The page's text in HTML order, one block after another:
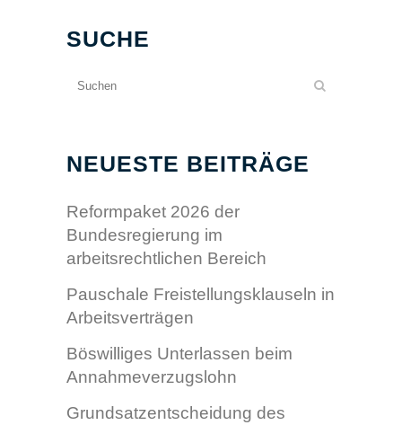
SUCHE
NEUESTE BEITRÄGE
Reformpaket 2026 der
Bundesregierung im
arbeitsrechtlichen Bereich
Pauschale Freistellungsklauseln in
Arbeitsverträgen
Böswilliges Unterlassen beim
Annahmeverzugslohn
Grundsatzentscheidung des